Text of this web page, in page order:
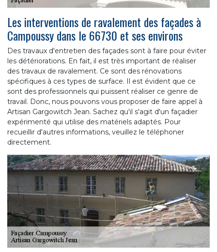
Les interventions de ravalement des façades à
Campoussy dans le 66730 et ses environs
Des travaux d'entretien des façades sont à faire pour éviter
les détériorations. En fait, il est très important de réaliser
des travaux de ravalement. Ce sont des rénovations
spécifiques à ces types de surface. Il est évident que ce
sont des professionnels qui puissent réaliser ce genre de
travail. Donc, nous pouvons vous proposer de faire appel à
Artisan Gargowitch Jean. Sachez qu'il s'agit d'un façadier
expérimenté qui utilise des matériels adaptés. Pour
recueillir d'autres informations, veuillez le téléphoner
directement.